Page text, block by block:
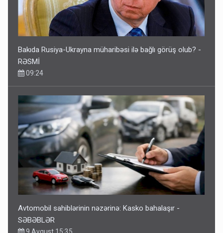
Bakıda Rusiya-Ukrayna müharibəsi ilə bağlı görüş olub? -
RƏSMİ
09:24
Avtomobil sahiblərinin nəzərinə: Kasko bahalaşır -
SƏBƏBLƏR
9 Avqust 15:35